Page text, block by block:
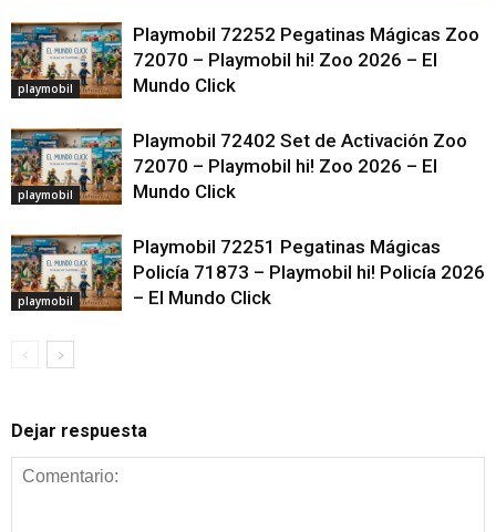
playmobil
Playmobil 72252 Pegatinas Mágicas Zoo
72070 – Playmobil hi! Zoo 2026 – El
Mundo Click
playmobil
Playmobil 72402 Set de Activación Zoo
72070 – Playmobil hi! Zoo 2026 – El
Mundo Click
playmobil
Playmobil 72251 Pegatinas Mágicas
Policía 71873 – Playmobil hi! Policía 2026
– El Mundo Click
Dejar respuesta